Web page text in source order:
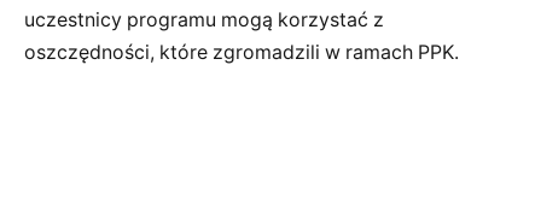
uczestnicy programu mogą korzystać z
oszczędności, które zgromadzili w ramach PPK.